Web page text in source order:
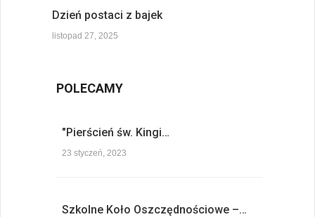
Dzień postaci z bajek
listopad 27, 2025
POLECAMY
"Pierścień św. Kingi…
23 styczeń, 2023
Szkolne Koło Oszczędnościowe –…